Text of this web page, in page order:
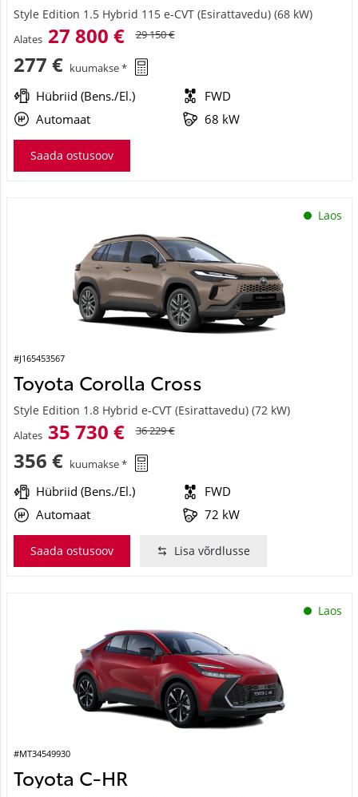
Style Edition 1.5 Hybrid 115 e-CVT (Esirattavedu) (68 kW)
Alates 27 800 € 29 150 €
277 € kuumakse *
Hübriid (Bens./El.)
FWD
Automaat
68 kW
Saada ostusoov
Laos
#J165453567
Toyota Corolla Cross
Style Edition 1.8 Hybrid e-CVT (Esirattavedu) (72 kW)
Alates 35 730 € 36 229 €
356 € kuumakse *
Hübriid (Bens./El.)
FWD
Automaat
72 kW
Saada ostusoov Lisa võrdlusse
Laos
#MT34549930
Toyota C-HR